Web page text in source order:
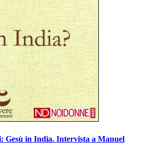
Gesù in India. Intervista a Manuel